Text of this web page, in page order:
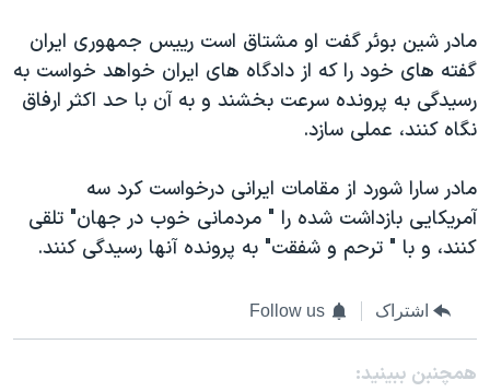
سفر پرزیدنت ترامپ به چین
مادر شین بوئر گفت او مشتاق است رییس جمهوری ایران
گفته های خود را که از دادگاه های ایران خواهد خواست به
رسیدگی به پرونده سرعت بخشند و به آن با حد اکثر ارفاق
نگاه کنند، عملی سازد.
مادر سارا شورد از مقامات ایرانی درخواست کرد سه
آمریکایی بازداشت شده را " مردمانی خوب در جهان" تلقی
کنند، و با " ترحم و شفقت" به پرونده آنها رسیدگی کنند.
اشتراک Follow us
همچنبن ببینید: